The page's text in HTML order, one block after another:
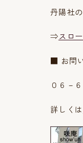
丹陽社
⇒スロ
■ お問
０６－
詳しくは